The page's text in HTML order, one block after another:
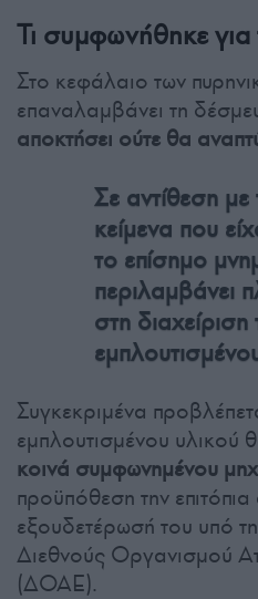
Τι συμφωνήθηκε για
Στο κεφάλαιο των
επαναλαμβάνει τη
αποκτήσει ούτε θα
Σε αντίθεση
κείμενα που
το επίσημο
περιλαμβάνει
στη
Συγκεκριμένα
εμπλουτισμένου υλικού
κοινά συμφωνημένου
προϋπόθεση την
εξουδετέρωσή του υπό
Διεθνούς Οργανισμού
(ΔΟΑΕ).